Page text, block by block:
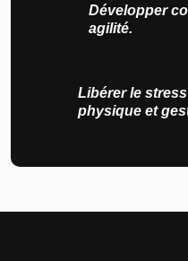
Développer
agilité.
Libérer le
physique et